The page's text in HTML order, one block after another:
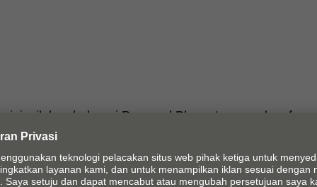
ini, silakan hubungi Personel Blum atau gunakan